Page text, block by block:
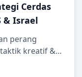
Cerdas
& Israel
perang
kreatif &